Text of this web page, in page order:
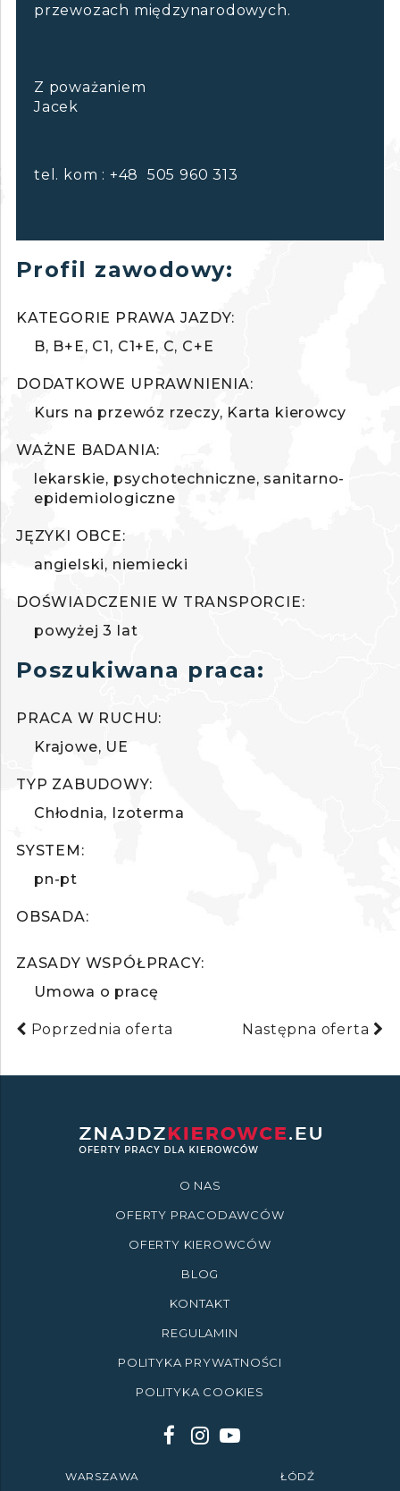
przewozach międzynarodowych.
Z poważaniem
Jacek
tel. kom : +48 505 960 313
Profil zawodowy:
KATEGORIE PRAWA JAZDY:
B B+E C1 C1+E C C+E
DODATKOWE UPRAWNIENIA:
Kurs na przewóz rzeczy Karta kierowcy
WAŻNE BADANIA:
lekarskie psychotechniczne sanitarno-
epidemiologiczne
JĘZYKI OBCE:
angielski
niemiecki
DOŚWIADCZENIE W TRANSPORCIE:
powyżej 3 lat
Poszukiwana praca:
PRACA W RUCHU:
Krajowe UE
TYP ZABUDOWY:
Chłodnia
Izoterma
SYSTEM:
pn-pt
OBSADA:
ZASADY WSPÓŁPRACY:
Umowa o pracę
Poprzednia oferta Następna oferta
O NAS
OFERTY PRACODAWCÓW
OFERTY KIEROWCÓW
BLOG
KONTAKT
REGULAMIN
POLITYKA PRYWATNOŚCI
POLITYKA COOKIES
WARSZAWA ŁÓDŹ